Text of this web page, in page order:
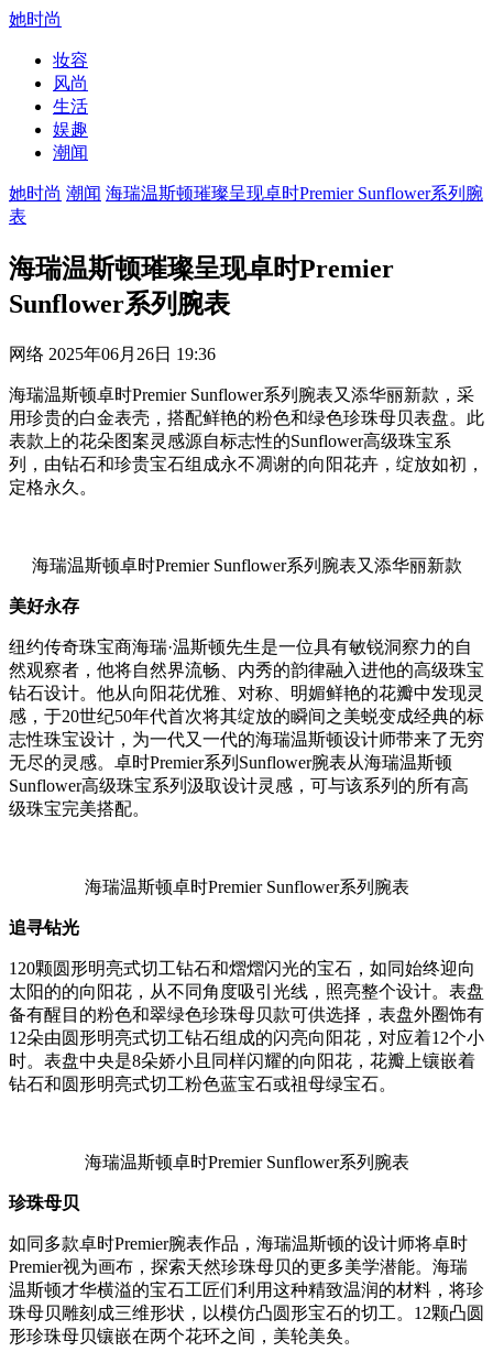
她时尚
妆容
风尚
生活
娱趣
潮闻
她时尚 潮闻 海瑞温斯顿璀璨呈现卓时Premier Sunflower系列腕
表
海瑞温斯顿璀璨呈现卓时Premier
Sunflower系列腕表
网络 2025年06月26日 19:36
海瑞温斯顿卓时Premier Sunflower系列腕表又添华丽新款，采
用珍贵的白金表壳，搭配鲜艳的粉色和绿色珍珠母贝表盘。此
表款上的花朵图案灵感源自标志性的Sunflower高级珠宝系
列，由钻石和珍贵宝石组成永不凋谢的向阳花卉，绽放如初，
定格永久。
海瑞温斯顿卓时Premier Sunflower系列腕表又添华丽新款
美好永存
纽约传奇珠宝商海瑞·温斯顿先生是一位具有敏锐洞察力的自
然观察者，他将自然界流畅、内秀的韵律融入进他的高级珠宝
钻石设计。他从向阳花优雅、对称、明媚鲜艳的花瓣中发现灵
感，于20世纪50年代首次将其绽放的瞬间之美蜕变成经典的标
志性珠宝设计，为一代又一代的海瑞温斯顿设计师带来了无穷
无尽的灵感。卓时Premier系列Sunflower腕表从海瑞温斯顿
Sunflower高级珠宝系列汲取设计灵感，可与该系列的所有高
级珠宝完美搭配。
海瑞温斯顿卓时Premier Sunflower系列腕表
追寻钻光
120颗圆形明亮式切工钻石和熠熠闪光的宝石，如同始终迎向
太阳的的向阳花，从不同角度吸引光线，照亮整个设计。表盘
备有醒目的粉色和翠绿色珍珠母贝款可供选择，表盘外圈饰有
12朵由圆形明亮式切工钻石组成的闪亮向阳花，对应着12个小
时。表盘中央是8朵娇小且同样闪耀的向阳花，花瓣上镶嵌着
钻石和圆形明亮式切工粉色蓝宝石或祖母绿宝石。
海瑞温斯顿卓时Premier Sunflower系列腕表
珍珠母贝
如同多款卓时Premier腕表作品，海瑞温斯顿的设计师将卓时
Premier视为画布，探索天然珍珠母贝的更多美学潜能。海瑞
温斯顿才华横溢的宝石工匠们利用这种精致温润的材料，将珍
珠母贝雕刻成三维形状，以模仿凸圆形宝石的切工。12颗凸圆
形珍珠母贝镶嵌在两个花环之间，美轮美奂。